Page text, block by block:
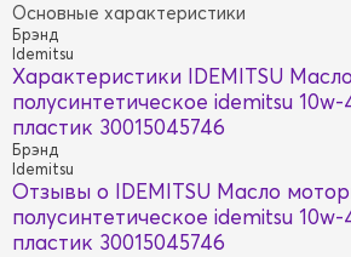
Основные характеристики
Брэнд
Idemitsu
Характеристики IDEMITSU
полусинтетическое idemitsu
пластик 30015045746
Брэнд
Idemitsu
Отзывы о IDEMITSU Масло
полусинтетическое idemitsu
пластик 30015045746